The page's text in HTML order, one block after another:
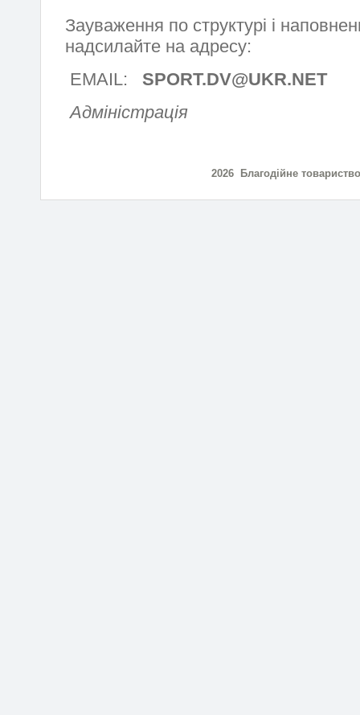
Зауваження по структурі і
надсилайте на адресу:
EMAIL:
SPORT.DV@UKR.NET
Адміністрація
2026 Благодійне